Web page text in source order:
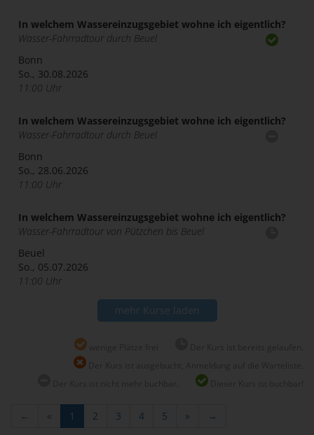
In welchem Wassereinzugsgebiet wohne ich eigentlich?
Wasser-Fahrradtour durch Beuel
Bonn
So., 30.08.2026
11:00 Uhr
In welchem Wassereinzugsgebiet wohne ich eigentlich?
Wasser-Fahrradtour durch Beuel
Bonn
So., 28.06.2026
11:00 Uhr
In welchem Wassereinzugsgebiet wohne ich eigentlich?
Wasser-Fahrradtour von Pützchen bis Beuel
Beuel
So., 05.07.2026
11:00 Uhr
mehr Kurse laden
← « 1 2 3 4 5 » →